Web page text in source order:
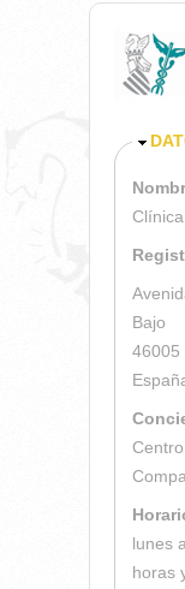
Bajo
46005
lunes
horas